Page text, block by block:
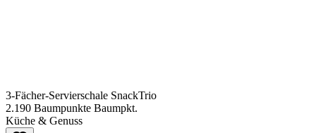
3-Fächer-Servierschale SnackTrio
2.190 Baumpunkte Baumpkt.
Küche & Genuss